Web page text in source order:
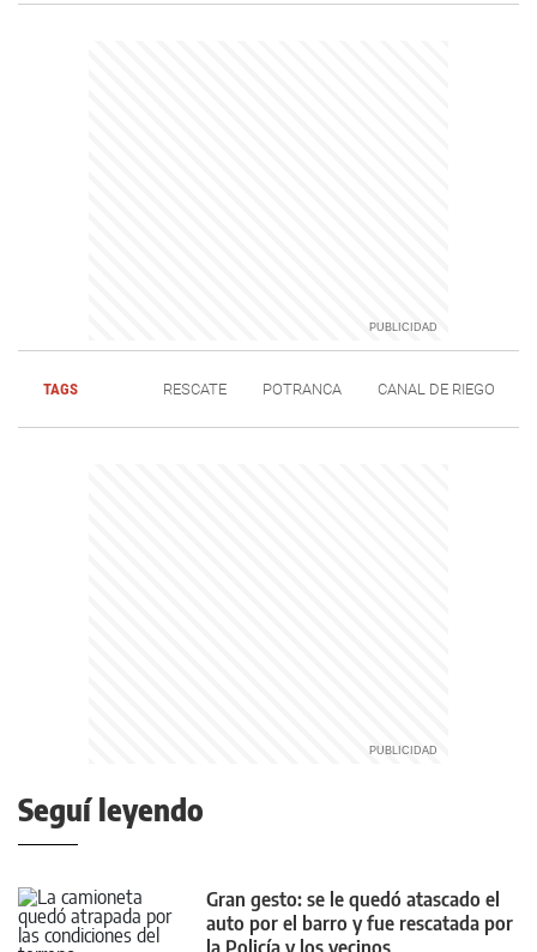
TAGS RESCATE POTRANCA CANAL DE RIEGO
Seguí leyendo
Gran gesto: se le quedó atascado el
auto por el barro y fue rescatada por